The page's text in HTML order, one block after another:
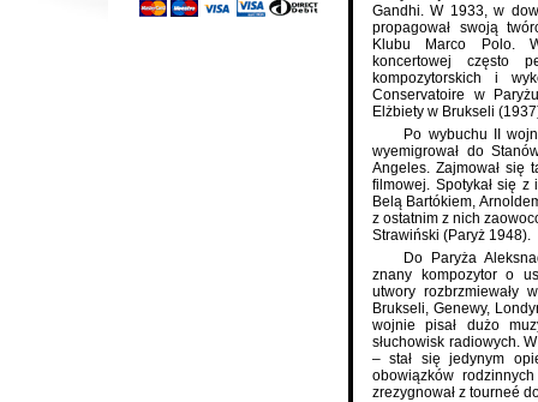
Gandhi. W 1933, w
propagował swoją
Klubu Marco Polo.
koncertowej często
kompozytorskich i
Conservatoire w
Elżbiety w Brukseli
Po wybuchu II
wyemigrował do
Angeles. Zajmował się
filmowej. Spotykał się
Belą Bartókiem,
z ostatnim z nich
Strawiński (Paryż 1948).
Do Paryża
znany kompozytor o
utwory rozbrzmiewały
Brukseli, Genewy,
wojnie pisał dużo
słuchowisk radiowych.
– stał się jedynym
obowiązków
zrezygnował z tourneé